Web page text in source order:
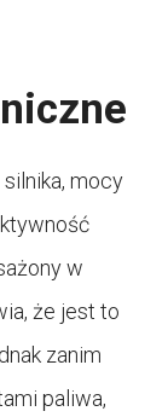
mocy
w
że jest to
zanim
paliwa,